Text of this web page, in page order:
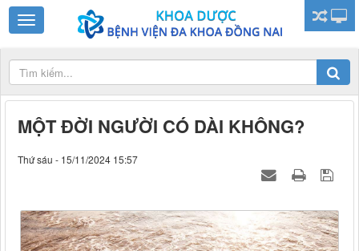
MỘT ĐỜI NGƯỜI CÓ DÀI KHÔNG?
Thứ sáu - 15/11/2024 15:57